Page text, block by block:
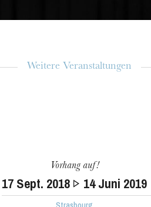
Weitere Veranstaltungen
Vorhang auf!
17Sept. 2018 14Juni 2019